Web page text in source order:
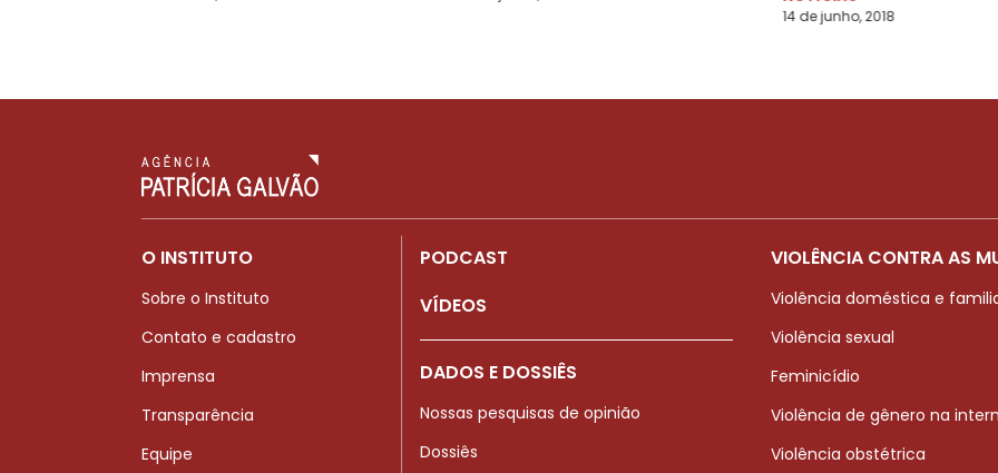
14 de junho, 2018
O INSTITUTO
Sobre o Instituto
Contato e cadastro
Imprensa
Transparência
Equipe
PODCAST
VÍDEOS
DADOS E DOSSIÊS
Nossas pesquisas de opinião
Dossiês
VIOLÊNCIA CONTRA AS
Violência doméstica e
Violência sexual
Feminicídio
Violência de gênero na
Violência obstétrica